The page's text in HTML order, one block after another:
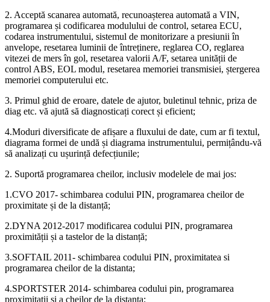
2. Acceptă scanarea automată, recunoașterea automată a VIN,
programarea și codificarea modulului de control, setarea ECU,
codarea instrumentului, sistemul de monitorizare a presiunii în
anvelope, resetarea luminii de întreținere, reglarea CO, reglarea
vitezei de mers în gol, resetarea valorii A/F, setarea unității de
control ABS, EOL modul, resetarea memoriei transmisiei, ștergerea
memoriei computerului etc.
3. Primul ghid de eroare, datele de ajutor, buletinul tehnic, priza de
diag etc. vă ajută să diagnosticați corect și eficient;
4.Moduri diversificate de afișare a fluxului de date, cum ar fi textul,
diagrama formei de undă și diagrama instrumentului, permițându-vă
să analizați cu ușurință defecțiunile;
2. Suportă programarea cheilor, inclusiv modelele de mai jos:
1.CVO 2017- schimbarea codului PIN, programarea cheilor de
proximitate și de la distanță;
2.DYNA 2012-2017 modificarea codului PIN, programarea
proximității și a tastelor de la distanță;
3.SOFTAIL 2011- schimbarea codului PIN, proximitatea si
programarea cheilor de la distanta;
4.SPORTSTER 2014- schimbarea codului pin, programarea
proximitatii si a cheilor de la distanta;